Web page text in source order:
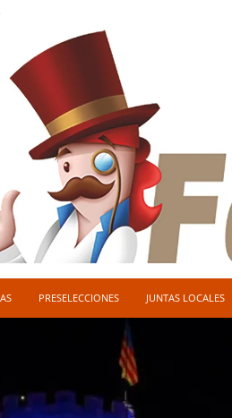
PRESELECCIONES JUNTAS LOCALES